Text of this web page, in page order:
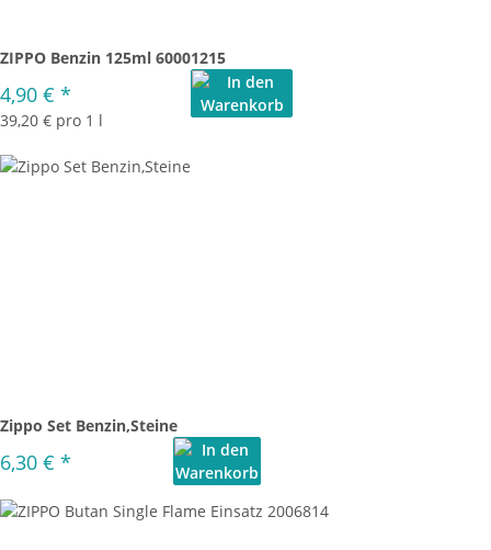
ZIPPO Benzin 125ml 60001215
4,90 € *
39,20 € pro 1 l
Zippo Set Benzin,Steine
6,30 € *